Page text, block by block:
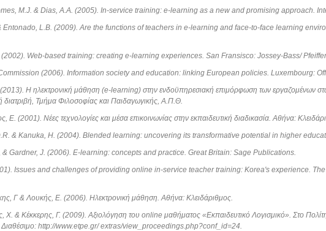
M.J. & Dias, A.A. (2005). In-service training: e-learning as a new and promising approach.
Entonado, L.B. (2009). Are the functions of teachers in e-learning and face-to-face learning
Web-based training: creating e-learning experiences. San Fransisco: Jossey-Bass/
(2006). Information society and education: linking European policies. Luxembourg:
Η ηλεκτρονική μάθηση (e-learning) στην ενδοϋπηρεσιακή επιμόρφωση των εργαζομένων στα
διατριβή, Τμήμα Φιλοσοφίας και Παιδαγωγικής, Α.Π.Θ.
Ε. (2001). Νέες τεχνολογίες και μέσα επικοινωνίας στην εκπαιδευτική διαδικασία. Αθήνα:
& Kanuka, H. (2004). Blended learning: uncovering its transformative potential in higher
& Gardner, J. (2006). E-learning: concepts and practice. Great Britain: Sage Publications.
Issues and challenges of providing online in-service teacher training: Korea's experience.
Γ & Λουκής, Ε. (2006). Ηλεκτρονική μάθηση. Αθήνα: Κλειδάριθμος.
Χ. & Κέκκερης, Γ. (2009). Αξιολόγηση του online μαθήματος «Εκπαιδευτικό Λογισμικό». Στο
Διαθέσιμο: http://www.etpe.gr/ extras/view_proceedings.php?conf_id=24.